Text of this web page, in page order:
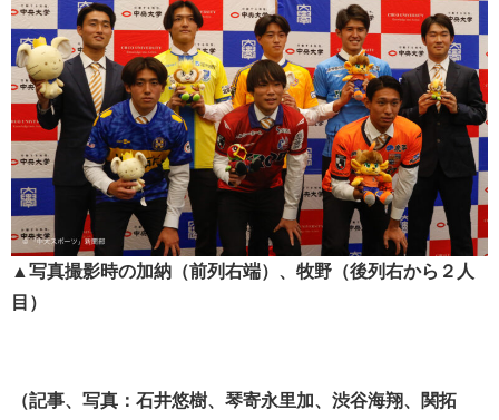
▲写真撮影時の加納（前列右端）、牧野（後列右から２人
目）
（記事、写真：石井悠樹、琴寄永里加、渋谷海翔、関拓